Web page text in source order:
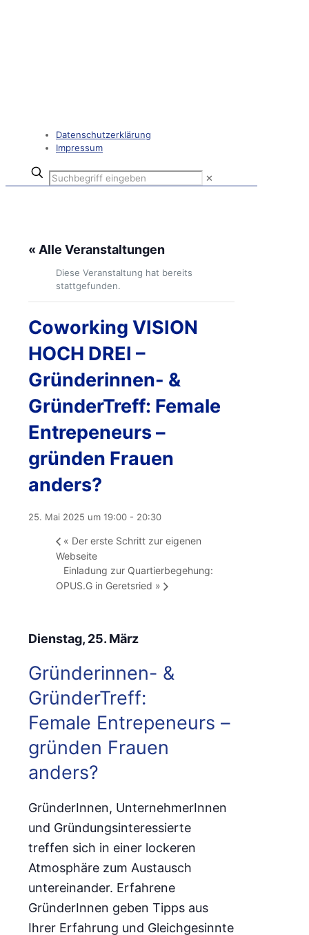
Datenschutzerklärung
Impressum
✕
« Alle Veranstaltungen
Diese Veranstaltung hat bereits
stattgefunden.
Coworking VISION
HOCH DREI –
Gründerinnen- &
GründerTreff: Female
Entrepeneurs –
gründen Frauen
anders?
25. Mai 2025 um 19:00 - 20:30
« Der erste Schritt zur eigenen
Webseite
Einladung zur Quartierbegehung:
OPUS.G in Geretsried »
Dienstag, 25. März
Gründerinnen- &
GründerTreff:
Female Entrepeneurs –
gründen Frauen
anders?
GründerInnen, UnternehmerInnen
und Gründungsinteressierte
treffen sich in einer lockeren
Atmosphäre zum Austausch
untereinander. Erfahrene
GründerInnen geben Tipps aus
Ihrer Erfahrung und Gleichgesinnte